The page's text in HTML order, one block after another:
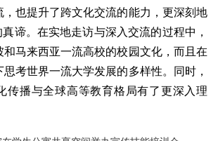
，也提升了跨文化交流的能力，更深刻地
谛。在实地走访与深入交流的过程中，
马来西亚一流高校的校园文化，而且在
考世界一流大学发展的多样性。同时，
传播与全球高等教育格局有了更深入理